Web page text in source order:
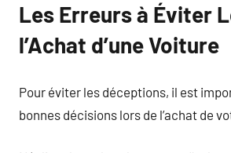
Les Erreurs à Éviter
l’Achat d’une Voiture
Pour éviter les déceptions, il est
bonnes décisions lors de l’achat de